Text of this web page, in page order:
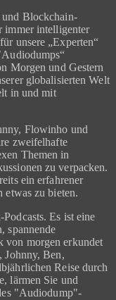
Blockchain-
immer intelligenter
unsere „Experten“
Morgen und Gestern
globalisierten Welt
in und mit
Flowinho und
zweifelhafte
Themen in
zu verpacken.
ein erfahrener
etwas zu bieten.
Es ist eine
spannende
von morgen erkundet
Johnny, Ben,
Reise durch
lärmen Sie und
"Audiodump"-